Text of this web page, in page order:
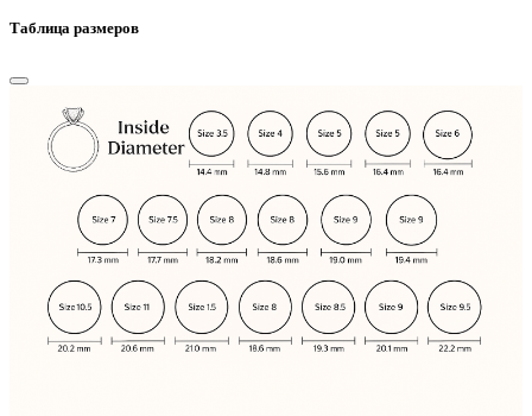
Таблица размеров